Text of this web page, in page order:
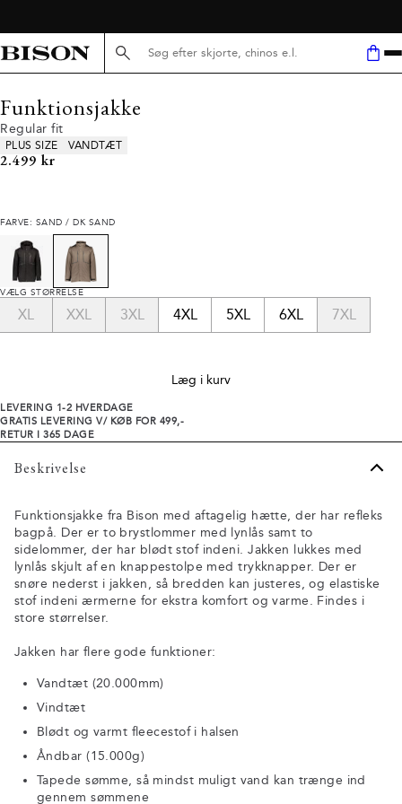
Søg her...
Funktionsjakke
Regular fit
Produkt egenskaber
PLUS SIZE VANDTÆT
I alt (inkl. rabat)
2.499 kr
FARVE: SAND / DK SAND
VÆLG STØRRELSE
XL XXL 3XL 4XL 5XL 6XL 7XL
Læg i kurv
LEVERING 1-2 HVERDAGE
GRATIS LEVERING V/ KØB FOR 499,-
RETUR I 365 DAGE
Beskrivelse
Funktionsjakke fra Bison med aftagelig hætte, der har refleks
bagpå. Der er to brystlommer med lynlås samt to
sidelommer, der har blødt stof indeni. Jakken lukkes med
lynlås skjult af en knappestolpe med trykknapper. Der er
snøre nederst i jakken, så bredden kan justeres, og elastiske
stof indeni ærmerne for ekstra komfort og varme. Findes i
store størrelser.
Jakken har flere gode funktioner:
Vandtæt (20.000mm)
Vindtæt
Blødt og varmt fleecestof i halsen
Åndbar (15.000g)
Tapede sømme, så mindst muligt vand kan trænge ind
gennem sømmene